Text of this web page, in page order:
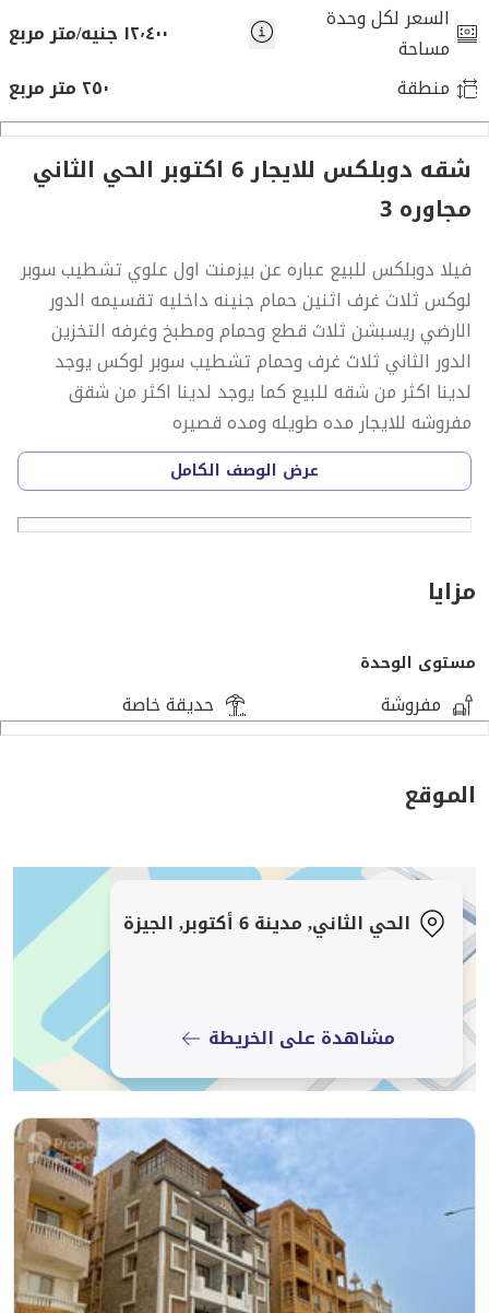
السعر لكل وحدة
مساحة
١٢٬٤٠٠ جنيه/متر مربع
منطقة
٢٥٠ متر مربع
شقه دوبلكس للايجار 6 اكتوبر الحي الثاني
مجاوره 3
فيلا دوبلكس للبيع عباره عن بيزمنت اول علوي تشطيب سوبر
لوكس ثلاث غرف اثنين حمام جنينه داخليه تقسيمه الدور
الارضي ريسبشن ثلاث قطع وحمام ومطبخ وغرفه التخزين
الدور الثاني ثلاث غرف وحمام تشطيب سوبر لوكس يوجد
لدينا اكثر من شقه للبيع كما يوجد لدينا اكثر من شقق
مفروشه للايجار مده طويله ومده قصيره
عرض الوصف الكامل
مزايا
مستوى الوحدة
مفروشة حديقة خاصة
الموقع
الحي الثاني, مدينة 6 أكتوبر, الجيزة
مشاهدة على الخريطة